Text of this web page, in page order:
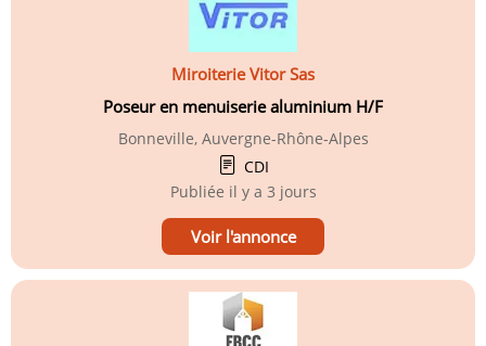
Miroiterie Vitor Sas
Poseur en menuiserie aluminium H/F
Bonneville, Auvergne-Rhône-Alpes
CDI
Publiée il y a 3 jours
Voir l'annonce